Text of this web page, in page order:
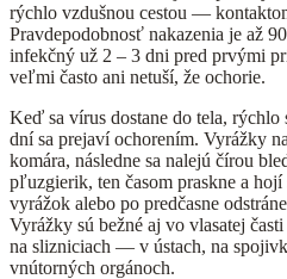
rýchlo vzdušnou cestou —
Pravdepodobnosť nakazenia je až
infekčný už 2 – 3 dni pred prvými
veľmi často ani netuší, že ochorie.
Keď sa vírus dostane do tela, rýchlo
dní sa prejaví ochorením. Vyrážky
komára, následne sa nalejú čírou
pľuzgierik, ten časom praskne a
vyrážok alebo po predčasne
Vyrážky sú bežné aj vo vlasatej
na slizniciach — v ústach, na
vnútorných orgánoch.